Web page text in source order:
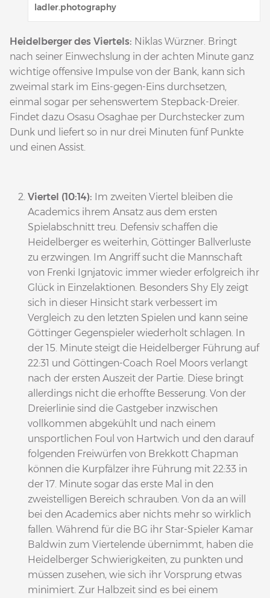
ladler.photography
Heidelberger des Viertels: Niklas Würzner. Bringt
nach seiner Einwechslung in der achten Minute ganz
wichtige offensive Impulse von der Bank, kann sich
zweimal stark im Eins-gegen-Eins durchsetzen,
einmal sogar per sehenswertem Stepback-Dreier.
Findet dazu Osasu Osaghae per Durchstecker zum
Dunk und liefert so in nur drei Minuten fünf Punkte
und einen Assist.
Viertel (10:14): Im zweiten Viertel bleiben die
Academics ihrem Ansatz aus dem ersten
Spielabschnitt treu. Defensiv schaffen die
Heidelberger es weiterhin, Göttinger Ballverluste
zu erzwingen. Im Angriff sucht die Mannschaft
von Frenki Ignjatovic immer wieder erfolgreich ihr
Glück in Einzelaktionen. Besonders Shy Ely zeigt
sich in dieser Hinsicht stark verbessert im
Vergleich zu den letzten Spielen und kann seine
Göttinger Gegenspieler wiederholt schlagen. In
der 15. Minute steigt die Heidelberger Führung auf
22:31 und Göttingen-Coach Roel Moors verlangt
nach der ersten Auszeit der Partie. Diese bringt
allerdings nicht die erhoffte Besserung. Von der
Dreierlinie sind die Gastgeber inzwischen
vollkommen abgekühlt und nach einem
unsportlichen Foul von Hartwich und den darauf
folgenden Freiwürfen von Brekkott Chapman
können die Kurpfälzer ihre Führung mit 22:33 in
der 17. Minute sogar das erste Mal in den
zweistelligen Bereich schrauben. Von da an will
bei den Academics aber nichts mehr so wirklich
fallen. Während für die BG ihr Star-Spieler Kamar
Baldwin zum Viertelende übernimmt, haben die
Heidelberger Schwierigkeiten, zu punkten und
müssen zusehen, wie sich ihr Vorsprung etwas
minimiert. Zur Halbzeit sind es bei einem